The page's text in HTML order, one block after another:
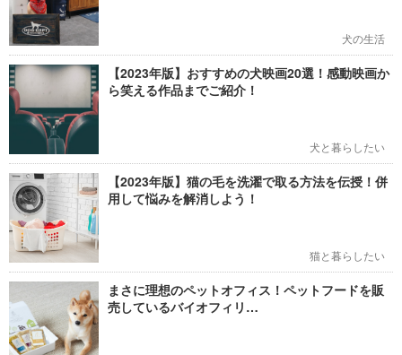
犬の生活
【2023年版】おすすめの犬映画20選！感動映画か
ら笑える作品までご紹介！
犬と暮らしたい
【2023年版】猫の毛を洗濯で取る方法を伝授！併
用して悩みを解消しよう！
猫と暮らしたい
まさに理想のペットオフィス！ペットフードを販
売しているバイオフィリ…